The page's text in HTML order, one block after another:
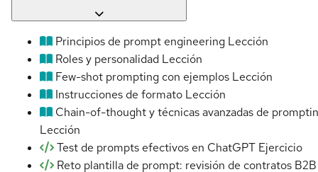
Principios de prompt engineering Lección
Roles y personalidad Lección
Few-shot prompting con ejemplos Lección
Instrucciones de formato Lección
Chain-of-thought y técnicas avanzadas de
Lección
Test de prompts efectivos en ChatGPT Ejercicio
Reto plantilla de prompt: revisión de contratos B2B